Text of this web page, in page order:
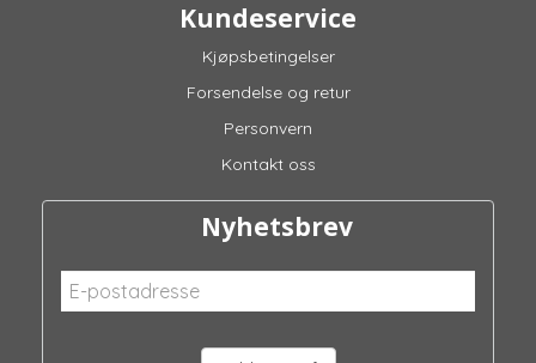
Kundeservice
Kjøpsbetingelser
Forsendelse og retur
Personvern
Kontakt oss
Nyhetsbrev